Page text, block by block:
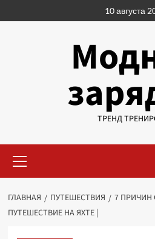
к
10 августа
ТРЕНД
меню
ГЛАВНАЯ ПУТЕШЕСТВИЯ
7 ПРИЧИН
ПУТЕШЕСТВИЕ НА ЯХТЕ |